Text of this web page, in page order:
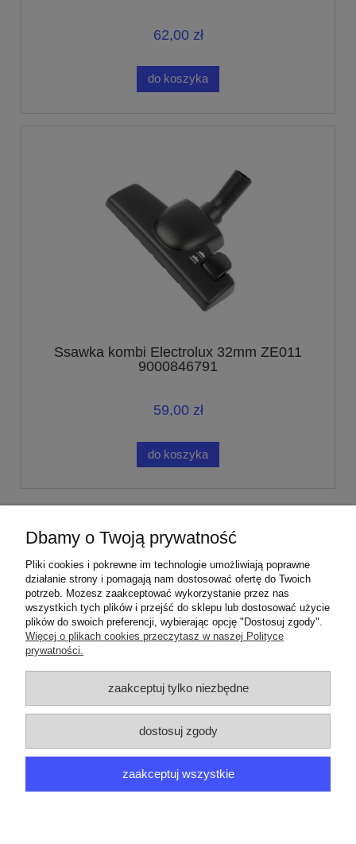
62,00 zł
do koszyka
Ssawka kombi Electrolux 32mm ZE011
9000846791
59,00 zł
do koszyka
XXL150.W ofercie znajdują się worki syntetyczne S-Bag, ssawki,
atrakcyjnych cenach jak również tańsze wysokiej jakości zamienniki.
Nie czekaj zamów na naszej stronie czesciagd.eunoweakcesoria agd do
odkurzacza ElectroluxseriaErgoSpacemodelXXL150 lub odbierz
osobiście w Warszawie na ul.Żeromskiego 14.
910288047 00 | XXL150
ZAMÓWIENIA
PRODUCENCI
MOJE KONTO
Dbamy o Twoją prywatność
Pliki cookies i pokrewne im technologie umożliwiają poprawne
działanie strony i pomagają nam dostosować ofertę do Twoich
potrzeb. Możesz zaakceptować wykorzystanie przez nas
wszystkich tych plików i przejść do sklepu lub dostosować użycie
plików do swoich preferencji, wybierając opcję "Dostosuj zgody".
Więcej o plikach cookies przeczytasz w naszej Polityce
prywatności.
zaakceptuj tylko niezbędne
dostosuj zgody
zaakceptuj wszystkie